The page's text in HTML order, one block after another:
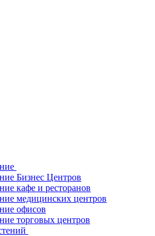
Бизнес Центров
кафе и ресторанов
медицинских центров
офисов
торговых центров